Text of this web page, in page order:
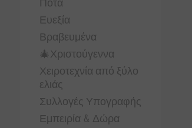
Ευεξία
Βραβευμένα
🎄Χριστούγεννα
Χειροτεχνία από ξύλο
ελιάς
Συλλογές Υπογραφής
Εμπειρία & Δώρα